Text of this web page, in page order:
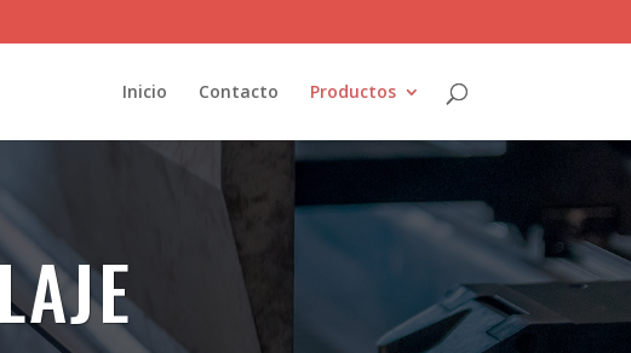
Inicio Contacto Productos